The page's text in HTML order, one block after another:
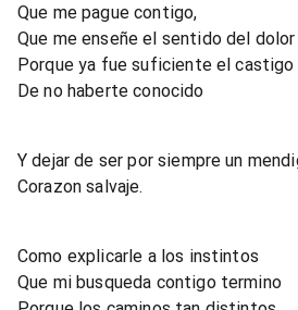
Que me pague contigo,
Que me enseñe el sentido del dolor
Porque ya fue suficiente el castigo
De no haberte conocido
Y dejar de ser por siempre un
Corazon salvaje.
Como explicarle a los instintos
Que mi busqueda contigo termino